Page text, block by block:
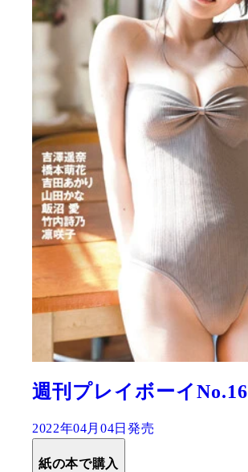
週刊プレイボーイNo.16
2022年04月04日発売
紙の本で購入